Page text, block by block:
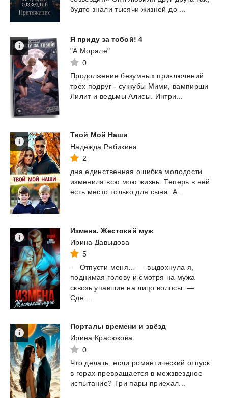
будто знали тысячи жизней до
Я приду за тобой! 4
"А.Морале"
0
Продолжение безумных приключений
трёх подруг - суккубы Мими,
вампирши
Лилит и ведьмы Алисы. Интри...
Твой Мой Наши
Надежда Рябикина
2
дна единственная ошибка молодости
изменила всю мою жизнь. Теперь в ней
есть место только для сына. А...
Измена. Жестокий муж
Ирина Давыдова
5
— Отпусти меня… — выдохнула я,
поднимая голову и смотря на мужа
сквозь упавшие на лицо волосы. —
Сде...
Порталы времени и звёзд
Ирина Красюкова
0
Что делать, если романтический отпуск
в горах превращается в межзвездное
испытание? Три пары приехал...